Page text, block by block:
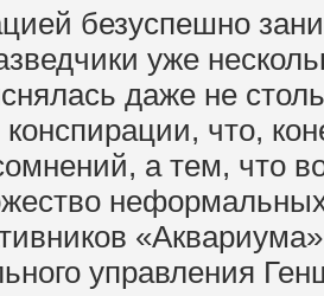
безуспешно
уже
даже не
конспирации, что,
а тем, что
управления